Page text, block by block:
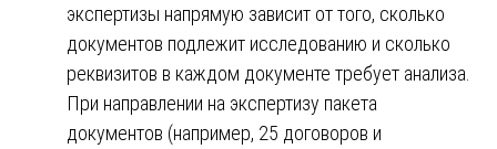
экспертизы напрямую зависит от того, сколько
документов подлежит исследованию и сколько
реквизитов в каждом документе требует анализа.
При направлении на экспертизу пакета
документов (например, 25 договоров и